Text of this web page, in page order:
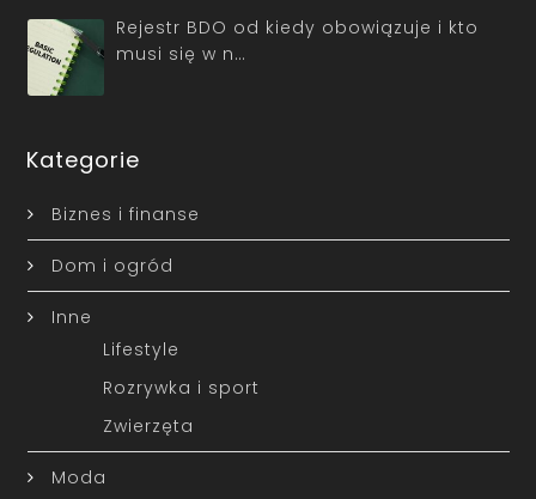
Rejestr BDO od kiedy obowiązuje i kto
musi się w n…
Kategorie
Biznes i finanse
Dom i ogród
Inne
Lifestyle
Rozrywka i sport
Zwierzęta
Moda